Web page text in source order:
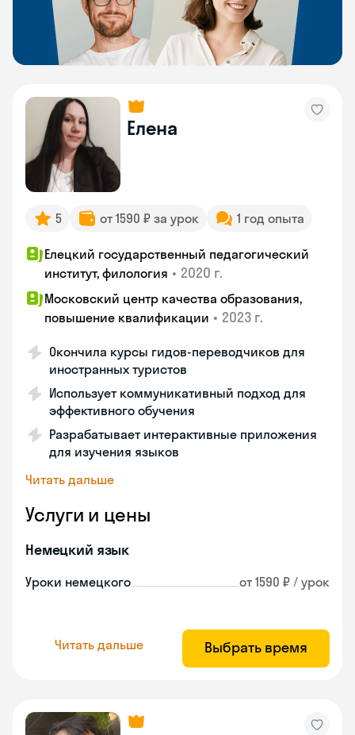
Елена
5 от 1590 ₽ за урок 1 год опыта
Елецкий государственный педагогический
институт, филология • 2020 г.
Московский центр качества образования,
повышение квалификации • 2023 г.
Окончила курсы гидов-переводчиков для
иностранных туристов
Использует коммуникативный подход для
эффективного обучения
Разрабатывает интерактивные приложения
для изучения языков
Читать дальше
Услуги и цены
Немецкий язык
Уроки немецкого от 1590 ₽ / урок
Читать дальше Выбрать время